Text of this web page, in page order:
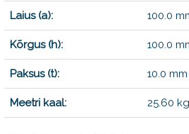
Laius (a): 100.0
Kõrgus (h): 100.0
Paksus (t): 10.0 mm
Meetri kaal: 25.60 kg